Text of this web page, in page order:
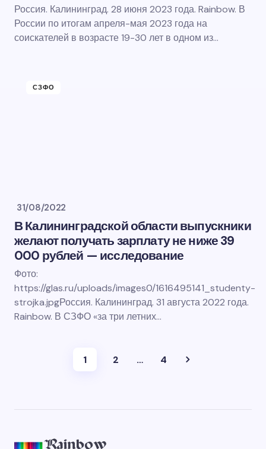
Россия. Калининград. 28 июня 2023 года. Rainbow. В
России по итогам апреля-мая 2023 года на
соискателей в возрасте 19-30 лет в одном из…
СЗФО
31/08/2022
В Калининградской области выпускники
желают получать зарплату не ниже 39
000 рублей — исследование
Фото:
https://glas.ru/uploads/images0/1616495141_studenty-
strojka.jpgРоссия. Калининград. 31 августа 2022 года.
Rainbow. В СЗФО «за три летних…
1 2 … 4